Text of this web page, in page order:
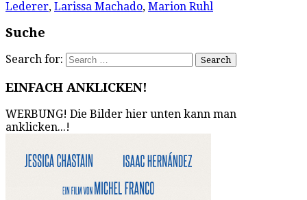
Lederer, Larissa Machado, Marion Ruhl
Suche
Search for:
EINFACH ANKLICKEN!
WERBUNG! Die Bilder hier unten kann man
anklicken...!